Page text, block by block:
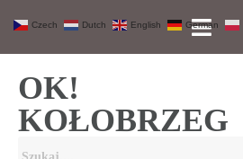
OK!
KOŁOBRZEG
Czech Dutch English German